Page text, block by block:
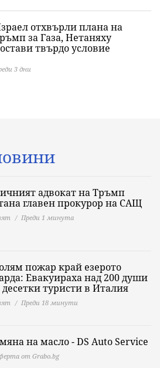
отхвърли плана на
за Газа, Нетаняху
твърдо условие
3 дни
адвокат на Тръмп
главен прокурор на САЩ
Преди 1 минута
пожар край езерото
Евакуираха над 200 души
туристи в Италия
Преди 18 минути
на масло - DS Auto Service
от Grabo.bg